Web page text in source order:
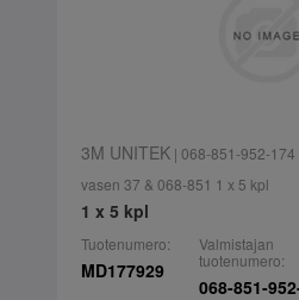
3M UNITEK| 068-851-952-174
vasen 37 & 068-851 1 x 5 kpl
1 x 5 kpl
Tuotenumero:
MD177929
Valmistajan
tuotenumero:
068-851-